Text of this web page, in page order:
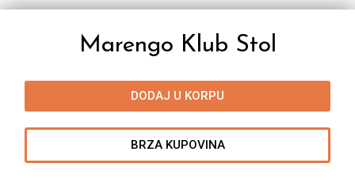
Marengo Klub Stol
DODAJ U KORPU
BRZA KUPOVINA